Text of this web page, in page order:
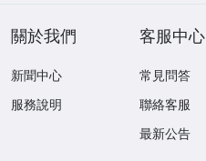
關於我們
新聞中心
服務說明
客服中心
常見問答
聯絡客服
最新公告